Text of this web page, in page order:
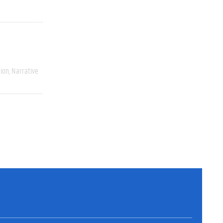
Narrative